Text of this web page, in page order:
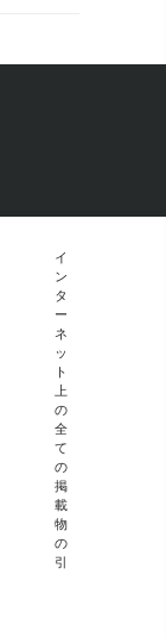
イ
ン
タ
ー
ネ
ッ
ト
上
の
全
て
の
掲
載
物
の
引